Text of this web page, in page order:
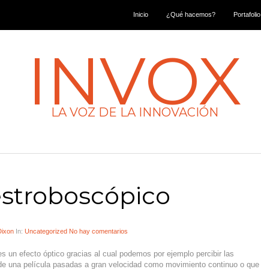
Inicio ¿Qué hacemos? Portafolio
INVOX
LA VOZ DE LA INNOVACIÓN
In: Uncategorized No hay comentarios
un efecto óptico gracias al cual podemos por ejemplo percibir las
una película pasadas a gran velocidad como movimiento continuo o que